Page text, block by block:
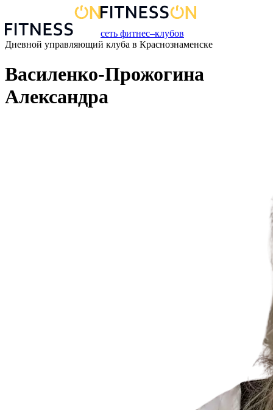
сеть фитнес–клубов
Дневной управляющий клуба в Краснознаменске
Василенко-Прожогина
Александра